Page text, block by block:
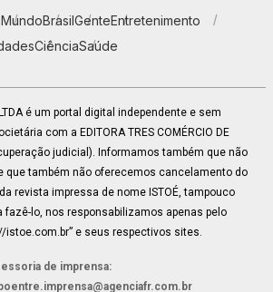
MundoBrasilGenteEntretenimento
CiênciaSaúde
LTDA é um portal digital independente e sem
com a EDITORA TRES COMÉRCIO DE
judicial). Informamos também que não
que também não oferecemos cancelamento do
revista impressa de nome ISTOÉ, tampouco
lo, nos responsabilizamos apenas pelo
istoe.com.br” e seus respectivos sites.
de imprensa: